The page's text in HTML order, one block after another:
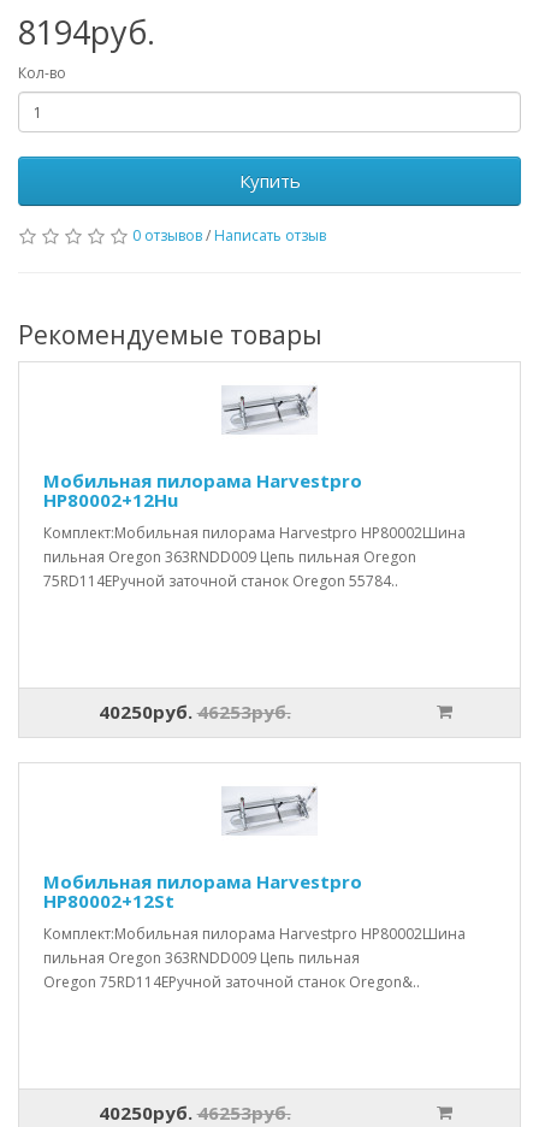
8194руб.
Кол-во
Купить
0 отзывов/ Написать отзыв
Рекомендуемые товары
Мобильная пилорама Harvestpro
HP80002+12Hu
Комплект:Мобильная пилорама Harvestpro HP80002Шина
пильная Oregon 363RNDD009 Цепь пильная Oregon
75RD114EРучной заточной станок Oregon 55784..
40250руб. 46253руб.
Мобильная пилорама Harvestpro
HP80002+12St
Комплект:Мобильная пилорама Harvestpro HP80002Шина
пильная Oregon 363RNDD009 Цепь пильная
Oregon 75RD114EРучной заточной станок Oregon&..
40250руб. 46253руб.